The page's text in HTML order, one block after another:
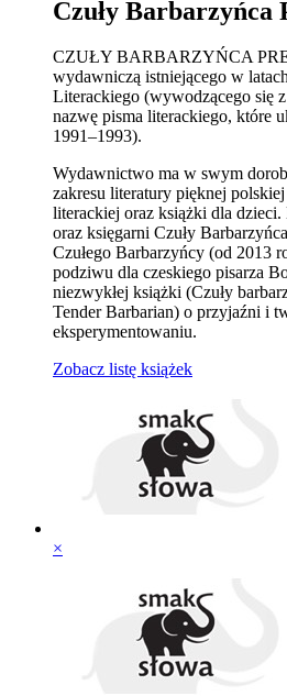
Czuły Barbarzyńca
CZUŁY BARBARZYŃCA
wydawniczą istniejącego w
Literackiego (wywodzącego się
nazwę pisma literackiego, które
1991–1993).
Wydawnictwo ma w swym
zakresu literatury pięknej
literackiej oraz książki dla
oraz księgarni Czuły
Czułego Barbarzyńcy (od 2013
podziwu dla czeskiego pisarza
niezwykłej książki (Czuły
Tender Barbarian) o przyjaźni i
eksperymentowaniu.
Zobacz listę książek
×